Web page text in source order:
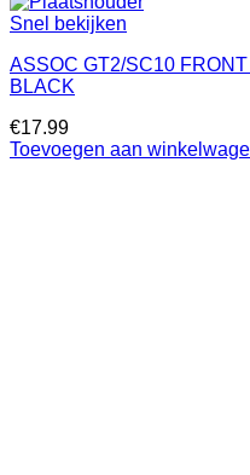
Snel bekijken
ASSOC GT2/SC10
BLACK
€17.99
Toevoegen aan